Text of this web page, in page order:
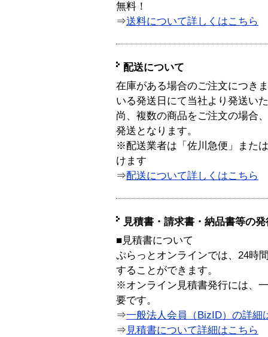
無料！
⇒送料について詳しくはこちら
配送について
在庫がある場合のご注文につき
いる発送日にて当社より発送い
尚、複数の商品をご注文の場合
発送となります。
※配送業者は「佐川急便」また
けます
⇒配送について詳しくはこちら
見積書・請求書・納品書等の
■見積書について
ぷらっとオンラインでは、24時
することができます。
※オンライン見積書発行には、
要です。
⇒一般法人会員（BizID）の詳細
⇒ 見積書について詳細はこちら